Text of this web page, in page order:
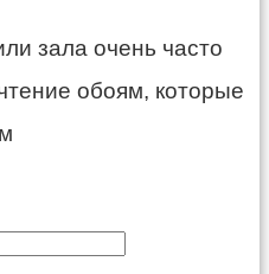
зала очень часто
обоям, которые